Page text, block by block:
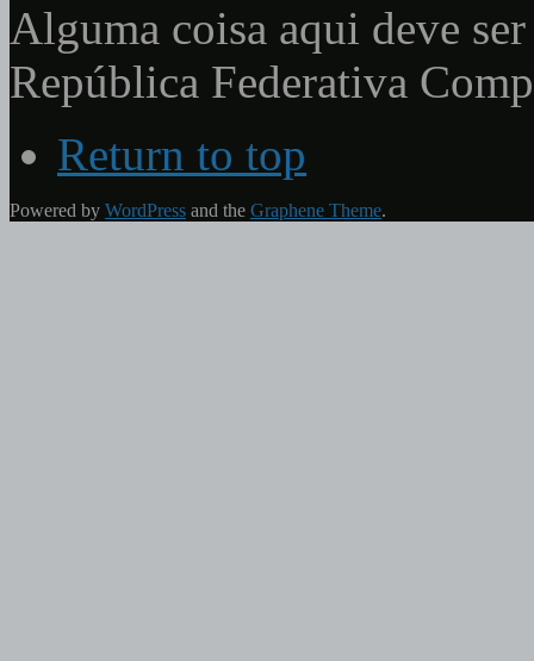
Alguma coisa aqui deve
República Federativa
Return to top
Powered by WordPress and the Graphene Theme.